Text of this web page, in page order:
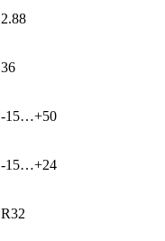
2.88
36
-15…+50
-15…+24
R32